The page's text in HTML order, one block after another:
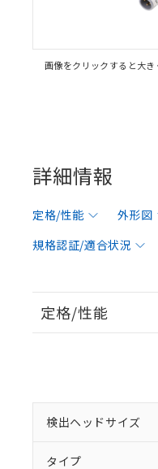
画像をクリックすると大き
詳細情報
定格/性能 外形図
規格認証/適合状況
定格/性能
検出ヘッドサイズ
タイプ